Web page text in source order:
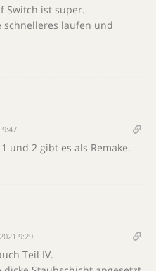
Switch ist super.
schnelleres laufen und
9:47
und 2 gibt es als Remake.
9:29
Teil IV.